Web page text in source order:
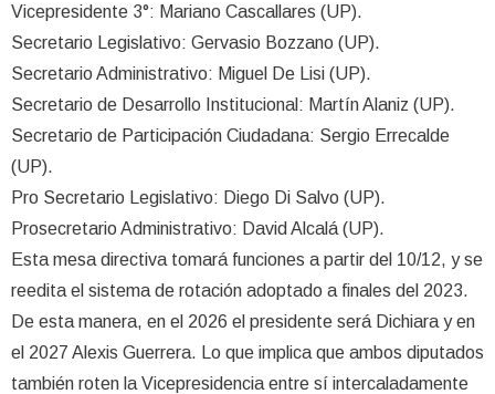
Vicepresidente 3°: Mariano Cascallares (UP).
Secretario Legislativo: Gervasio Bozzano (UP).
Secretario Administrativo: Miguel De Lisi (UP).
Secretario de Desarrollo Institucional: Martín Alaniz (UP).
Secretario de Participación Ciudadana: Sergio Errecalde
(UP).
Pro Secretario Legislativo: Diego Di Salvo (UP).
Prosecretario Administrativo: David Alcalá (UP).
Esta mesa directiva tomará funciones a partir del 10/12, y se
reedita el sistema de rotación adoptado a finales del 2023.
De esta manera, en el 2026 el presidente será Dichiara y en
el 2027 Alexis Guerrera. Lo que implica que ambos diputados
también roten la Vicepresidencia entre sí intercaladamente